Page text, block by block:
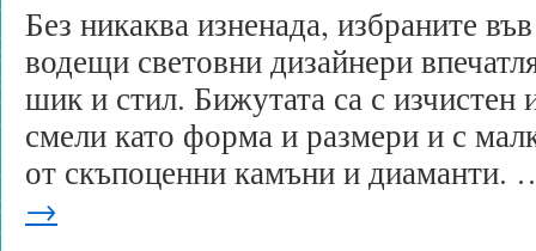
Без никаква изненада, избраните
водещи световни дизайнери
шик и стил. Бижутата са с изчистен
смели като форма и размери и с
от скъпоценни камъни и
→